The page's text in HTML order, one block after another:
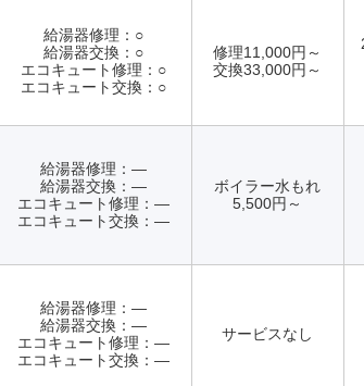
給湯器修理：○
給湯器交換：○
エコキュート修理：○
エコキュート交換：○
修理11,000円～
交換33,000円～
給湯器修理：―
給湯器交換：―
エコキュート修理：―
エコキュート交換：―
ボイラー水もれ
5,500円～
給湯器修理：―
給湯器交換：―
エコキュート修理：―
エコキュート交換：―
サービスなし